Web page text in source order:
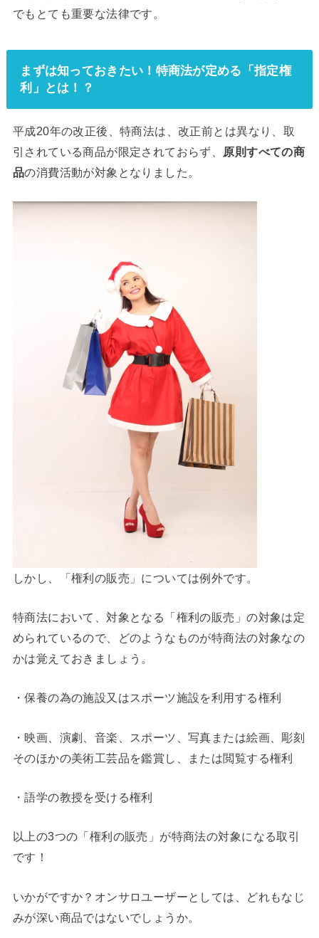
でもとても重要な法律です。
まずは知っておきたい！特商法が定める「指定権
利」とは！？
平成20年の改正後、特商法は、改正前とは異なり、取
引されている商品が限定されておらず、 原則すべての商
品の消費活動が対象となりました。
しかし、「権利の販売」については例外です。
特商法において、対象となる「権利の販売」の対象は定
められているので、どのようなものが特商法の対象なの
かは覚えておきましょう。
・保養の為の施設又はスポーツ施設を利用する権利
・映画、演劇、音楽、スポーツ、写真または絵画、彫刻
そのほかの美術工芸品を鑑賞し、または閲覧する権利
・語学の教授を受ける権利
以上の3つの「権利の販売」が特商法の対象になる取引
です！
いかがですか？オンサロユーザーとしては、どれもなじ
みが深い商品ではないでしょうか。